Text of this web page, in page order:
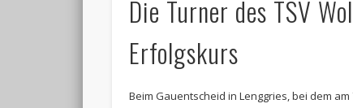
Die Turner des TSV
Erfolgskurs
Beim Gauentscheid in Lenggries, bei dem